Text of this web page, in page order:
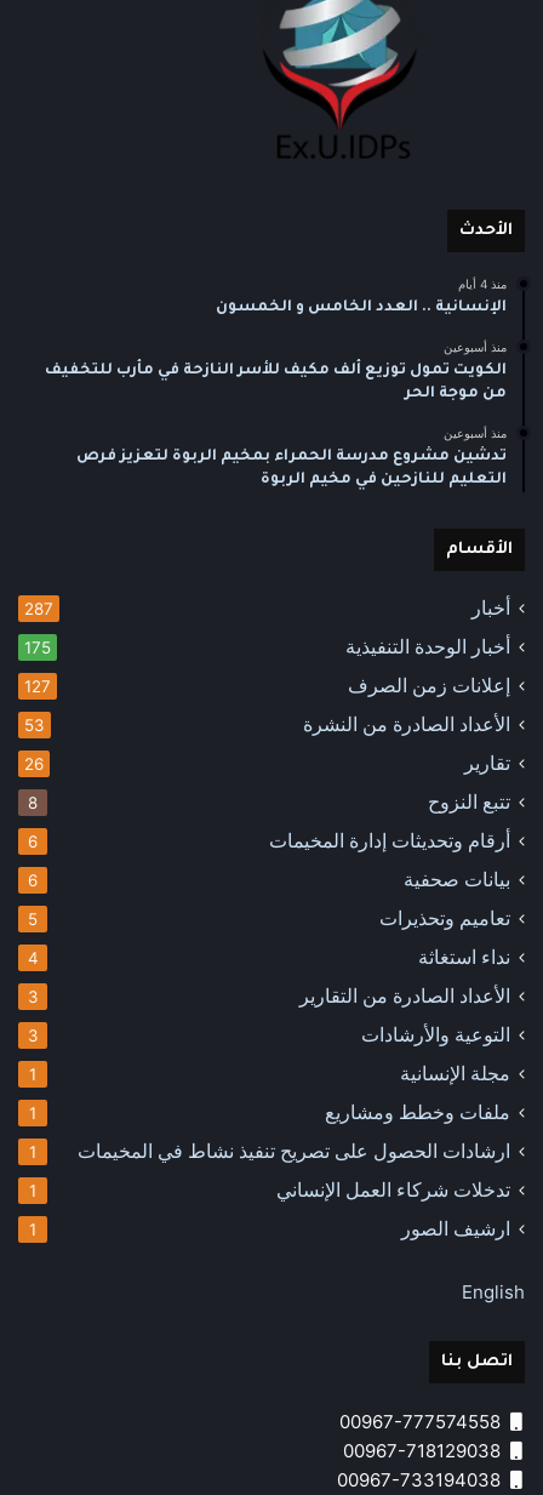
الأحدث
منذ 4 أيام
الإنسانية .. العدد الخامس و الخمسون
منذ أسبوعين
الكويت تمول توزيع ألف مكيف للأسر النازحة في مأرب للتخفيف
من موجة الحر
منذ أسبوعين
تدشين مشروع مدرسة الحمراء بمخيم الربوة لتعزيز فرص
التعليم للنازحين في مخيم الربوة
الأقسام
أخبار 287
أخبار الوحدة التنفيذية 175
إعلانات زمن الصرف 127
الأعداد الصادرة من النشرة 53
تقارير 26
تتبع النزوح 8
أرقام وتحديثات إدارة المخيمات 6
بيانات صحفية 6
تعاميم وتحذيرات 5
نداء استغاثة 4
الأعداد الصادرة من التقارير 3
التوعية والأرشادات 3
مجلة الإنسانية 1
ملفات وخطط ومشاريع 1
ارشادات الحصول على تصريح تنفيذ نشاط في المخيمات 1
تدخلات شركاء العمل الإنساني 1
ارشيف الصور 1
English
اتصل بنا